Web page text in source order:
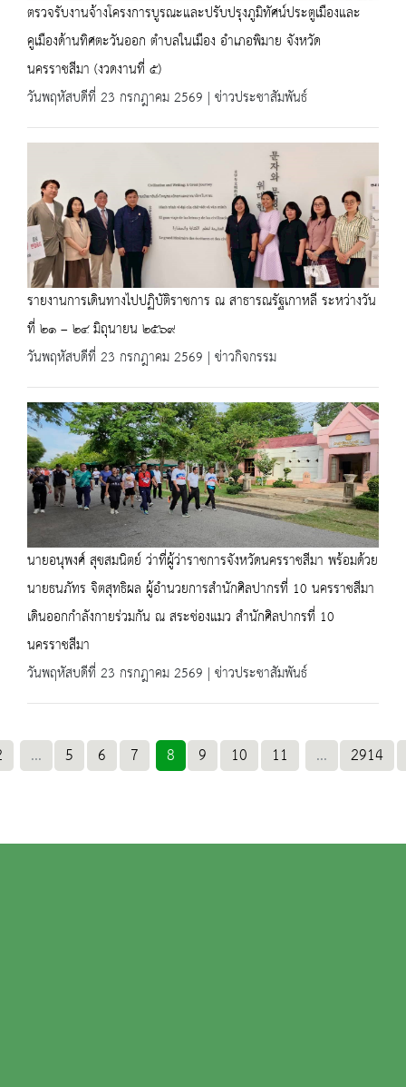
ตรวจรับงานจ้างโครงการบูรณะและปรับปรุงภูมิทัศน์ประตูเมืองและ
คูเมืองด้านทิศตะวันออก ตําบลในเมือง อำเภอพิมาย จังหวัด
นครราชสีมา (งวดงานที่ ๕)
วันพฤหัสบดีที่ 23 กรกฎาคม 2569 | ข่าวประชาสัมพันธ์
รายงานการเดินทางไปปฏิบัติราชการ ณ สาธารณรัฐเกาหลี ระหว่างวัน
ที่ ๒๑ – ๒๔ มิถุนายน ๒๕๖๙
วันพฤหัสบดีที่ 23 กรกฎาคม 2569 | ข่าวกิจกรรม
นายอนุพงศ์ สุขสมนิตย์ ว่าที่ผู้ว่าราชการจังหวัดนครราชสีมา พร้อมด้วย
นายธนภัทร จิตสุทธิผล ผู้อำนวยการสำนักศิลปากรที่ 10 นครราชสีมา
เดินออกกำลังกายร่วมกัน ณ สระช่องแมว สำนักศิลปากรที่ 10
นครราชสีมา
วันพฤหัสบดีที่ 23 กรกฎาคม 2569 | ข่าวประชาสัมพันธ์
... 5 6 7 8 9 10 11 ... 2914